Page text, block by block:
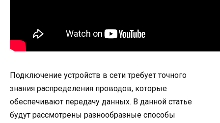
Подключение устройств в сети требует точного
знания распределения проводов, которые
обеспечивают передачу данных. В данной статье
будут рассмотрены разнообразные способы